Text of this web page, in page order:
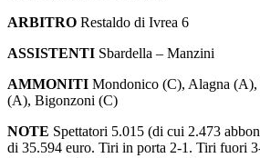
ARBITRO Restaldo di Ivrea 6
ASSISTENTI Sbardella – Manzini
AMMONITI Mondonico (C), Alagna
(A), Bigonzoni (C)
NOTE Spettatori 5.015 (di cui 2.473
di 35.594 euro. Tiri in porta 2-1. Tiri fuori